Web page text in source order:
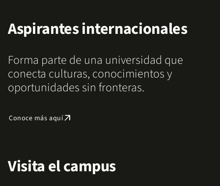
Aspirantes internacionales
Forma parte de una universidad que
conecta culturas, conocimientos y
oportunidades sin fronteras.
Conoce más aquíarrow_outward
Visita el campus